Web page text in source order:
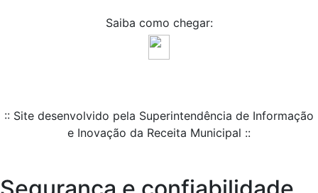
Saiba como chegar:
:: Site desenvolvido pela Superintendência de Informação
e Inovação da Receita Municipal ::